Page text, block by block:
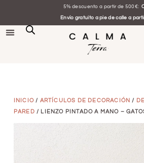
5% descuento a partir de 500€:
Envío gratuito a pie de calle a
INICIO / ARTÍCULOS DE DECORACIÓN /
PARED / LIENZO PINTADO A MANO –